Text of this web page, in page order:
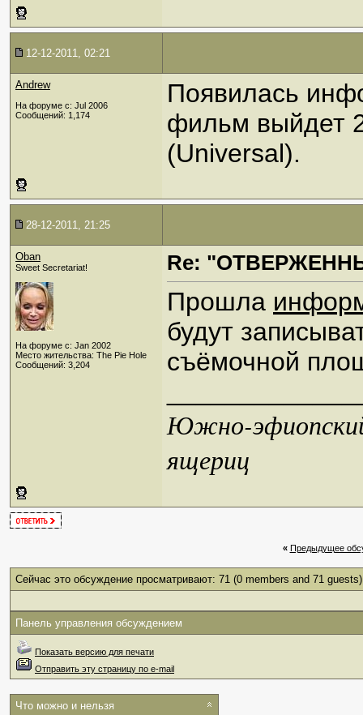
12-12-2011, 02:21
Andrew
На форуме с: Jul 2006
Сообщений: 1,174
Появилась
фильм выйдет
(Universal).
28-12-2011, 21:25
Oban
Sweet Secretariat!
На форуме с: Jan 2002
Место жительства: The Pie Hole
Сообщений: 3,204
Re:
Прошла
будут
съёмочной
Южно-эфиопский
ящериц
« Предыдущее
Сейчас это обсуждение просматривают: 71 (0 members and 71 guests)
Панель управления обсуждением
Показать версию для печати
Отправить эту страницу по e-mail
Что можно и нельзя